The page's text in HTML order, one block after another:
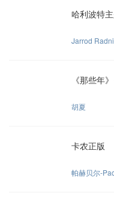
哈利波特主
Jarrod
《那些年
胡夏
卡农正版
帕赫贝尔-